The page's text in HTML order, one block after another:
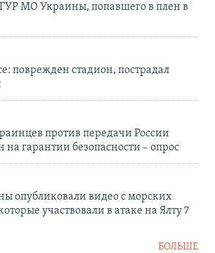
МО Украины, попавшего в плен в
поврежден стадион, пострадал
против передачи России
на гарантии безопасности – опрос
опубликовали видео с морских
участвовали в атаке на Ялту 7
БОЛЬШЕ